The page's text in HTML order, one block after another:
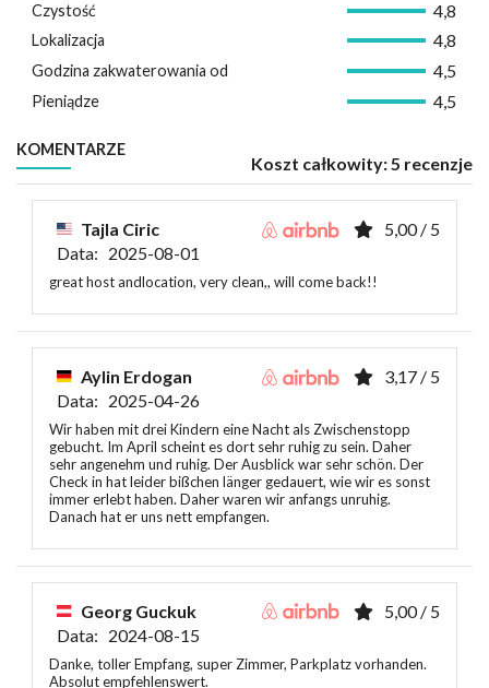
Czystość 4,8
Lokalizacja 4,8
Godzina zakwaterowania od 4,5
Pieniądze 4,5
KOMENTARZE
Koszt całkowity: 5 recenzje
Tajla Ciric
Data: 2025-08-01
5,00 / 5
great host andlocation, very clean,, will come back!!
Aylin Erdogan
Data: 2025-04-26
3,17 / 5
Wir haben mit drei Kindern eine Nacht als Zwischenstopp
gebucht. Im April scheint es dort sehr ruhig zu sein. Daher
sehr angenehm und ruhig. Der Ausblick war sehr schön. Der
Check in hat leider bißchen länger gedauert, wie wir es sonst
immer erlebt haben. Daher waren wir anfangs unruhig.
Danach hat er uns nett empfangen.
Georg Guckuk
Data: 2024-08-15
5,00 / 5
Danke, toller Empfang, super Zimmer, Parkplatz vorhanden.
Absolut empfehlenswert.